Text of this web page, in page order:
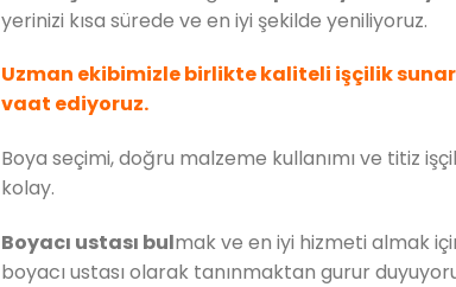
yerinizi kısa sürede ve en iyi şekilde yeniliyoruz.
Uzman ekibimizle birlikte kaliteli işçilik
vaat ediyoruz.
Boya seçimi, doğru malzeme kullanımı ve titiz
kolay.
Boyacı ustası bulmak ve en iyi hizmeti almak
boyacı ustası olarak tanınmaktan gurur